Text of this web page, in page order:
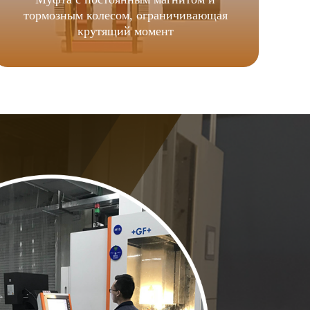
тормозным колесом, ограничивающая
крутящий момент